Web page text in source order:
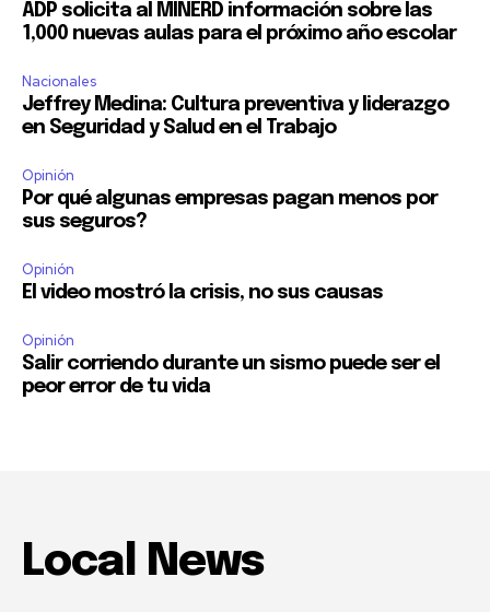
ADP solicita al MINERD información sobre las
1,000 nuevas aulas para el próximo año escolar
Nacionales
Jeffrey Medina: Cultura preventiva y liderazgo
en Seguridad y Salud en el Trabajo
Opinión
Por qué algunas empresas pagan menos por
sus seguros?
Opinión
El video mostró la crisis, no sus causas
Opinión
Salir corriendo durante un sismo puede ser el
peor error de tu vida
Local News